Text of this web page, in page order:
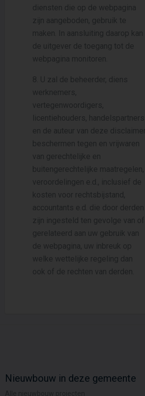
diensten die op de webpagina
zijn aangeboden, gebruik te
maken. In aansluiting daarop kan
de uitgever de toegang tot de
webpagina monitoren.
8. U zal de beheerder, diens
werknemers,
vertegenwoordigers,
licentiehouders, handelspartners
en de auteur van deze disclaimer
beschermen tegen en vrijwaren
van gerechtelijke en
buitengerechtelijke maatregelen,
veroordelingen e.d., inclusief de
kosten voor rechtsbijstand,
accountants e.d. die door derden
zijn ingesteld ten gevolge van of
gerelateerd aan uw gebruik van
de webpagina, uw inbreuk op
welke wettelijke regeling dan
ook of de rechten van derden.
Nieuwbouw in deze gemeente